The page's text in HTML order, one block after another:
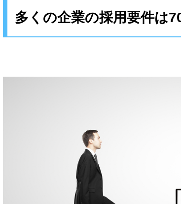
多くの企業の採用要件は